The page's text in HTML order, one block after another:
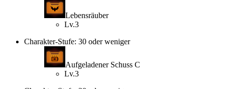
Lebensräuber
Lv.3
Charakter-Stufe: 30 oder weniger
Aufgeladener Schuss C
Lv.3